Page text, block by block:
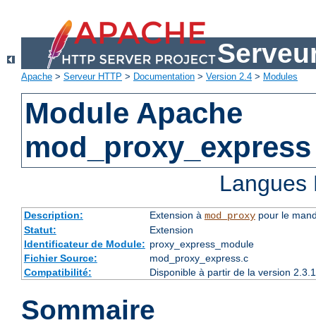
Apache > Serveur HTTP > Documentation > Version 2.4 > Modules
Module Apache
mod_proxy_express
Description: Extension à mod_proxypour le
Statut:
Extension
Identificateur de Module: proxy_express_module
Fichier Source:
mod_proxy_express.c
Compatibilité:
Disponible à partir de la version
Sommaire